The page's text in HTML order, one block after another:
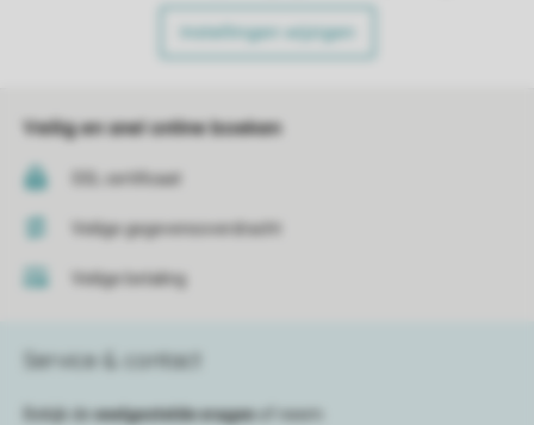
Instellingen wijzigen
Veilig en snel online boeken
SSL certificaat
Veilige gegevensoverdracht
Veilige betaling
Service & contact
Bekijk de veelgestelde vragen
of neem